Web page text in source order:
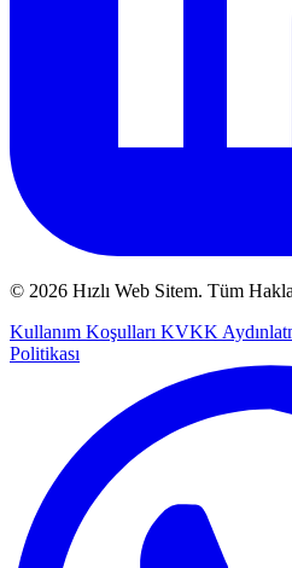
© 2026 Hızlı Web Sitem. Tüm
Kullanım Koşulları KVKK
Politikası